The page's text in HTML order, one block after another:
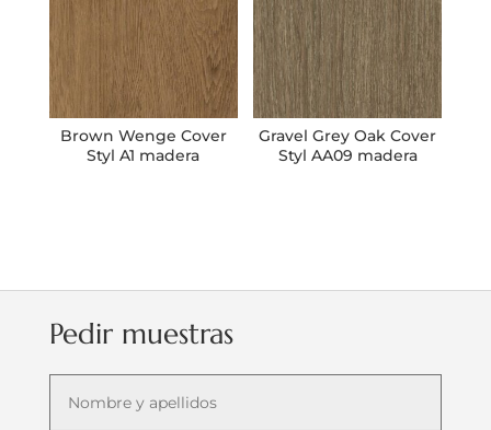
Brown Wenge Cover
Styl A1 madera
Gravel Grey Oak Cover
Styl AA09 madera
Pedir muestras